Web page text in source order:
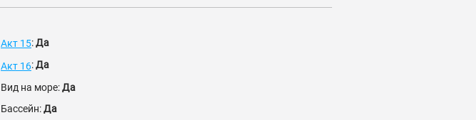
Акт 15:Да
Акт 16:Да
Вид на море:Да
Бассейн:Да